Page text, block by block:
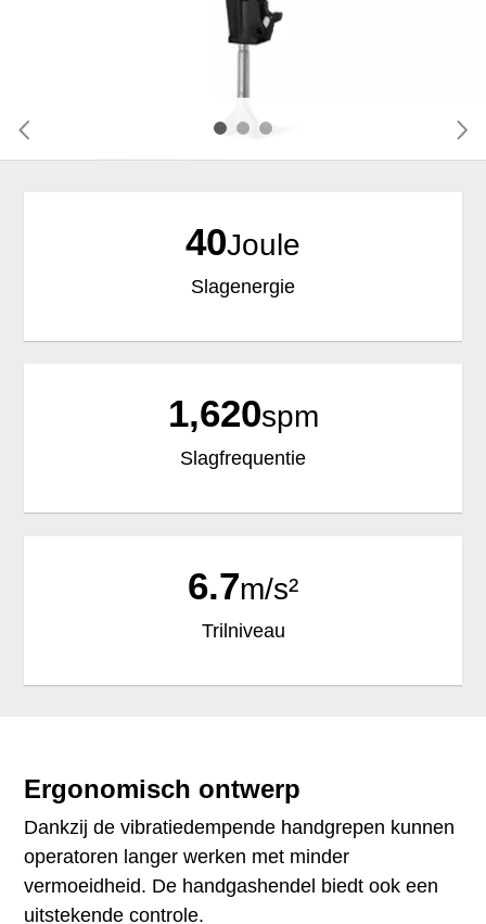
40Joule
Slagenergie
1,620spm
Slagfrequentie
6.7m/s²
Trilniveau
Ergonomisch ontwerp
Dankzij de vibratiedempende handgrepen kunnen
operatoren langer werken met minder
vermoeidheid. De handgashendel biedt ook een
uitstekende controle.